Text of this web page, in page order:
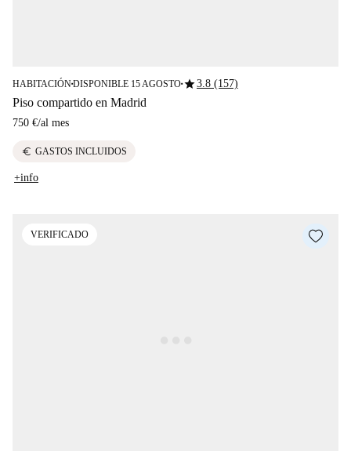
HABITACIÓN■DISPONIBLE 15 AGOSTO■star3.8 (157)
Piso compartido en Madrid
750 €/al mes
euro GASTOS INCLUIDOS
+info
VERIFICADO